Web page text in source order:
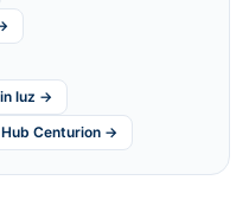
luz →
Hub Centurion →